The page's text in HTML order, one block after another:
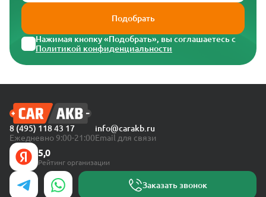
Подобрать
Нажимая кнопку «Подобрать», вы соглашаетесь с
Политикой конфиденциальности
8 (495) 118 43 17
Ежедневно 9:00-21:00
info@carakb.ru
Email для связи
5,0
Рейтинг организации
Заказать звонок